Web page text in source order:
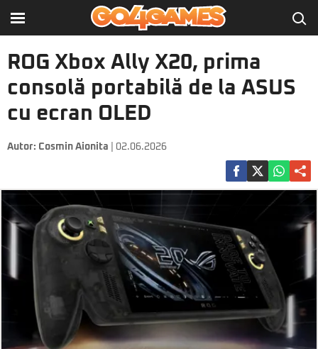
ROG Xbox Ally X20, prima
consolă portabilă de la ASUS
cu ecran OLED
Autor: Cosmin Aionita | 02.06.2026